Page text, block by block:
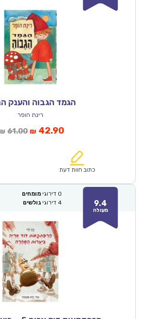
הגמד הגבוה והענק
רינת הופר
61.00המחיר
₪61.00.
₪ 42.90המחיר
הוא:
כתוב חוות דעת
9.4
מעולה
0 דירוגי מומחים
4 דירוגי גולשים